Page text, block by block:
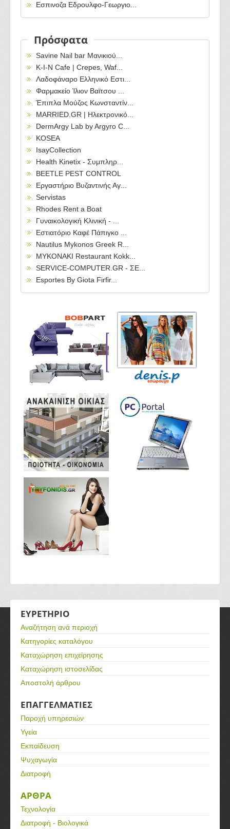
Εσπινοζα Εδρουλφο-Γεωργιο...
Πρόσφατα
Savine Nail bar Μανικιού...
Κ-Ι-Ν Cafe | Crepes, Waf...
Λαδοφάναρο Ελληνικό Εστι...
Φαρμακείο Ίλιον Βαϊτσου ...
Έπιπλα Μούζος Κωνσταντίν...
MARRIED.GR | Ηλεκτρονικό...
DermArgy Lab by Argyro C...
KOSEA
IsayCollection
Health Kinetix - Συμπληρ...
BEETLE PEST CONTROL
Εργαστήριο Βυζαντινής Αγ...
Servistas
Rhodes Rent a Boat
Γυναικολογική Κλινική - ...
Εστιατόριο Καφέ Πάπιγκο ...
Nautilus Mykonos Greek R...
MYKONAKI Restaurant Kokk...
SERVICE-COMPUTER.GR - ΣΕ...
Esportes By Giota Firfir...
ΕΥΡΕΤΗΡΙΟ
Αναζήτηση ανά περιοχή
Κατηγορίες καταλόγου
Καταχώρηση επιχείρησης
Καταχώρηση ιστοσελίδας
Αποστολή άρθρου
ΕΠΑΓΓΕΛΜΑΤΙΕΣ
Παροχή υπηρεσιών
Υγεία
Εκπαίδευση
Ψυχαγωγία
Διατροφή
ΑΡΘΡΑ
Τεχνολογία
Διατροφή - Βιολογικά